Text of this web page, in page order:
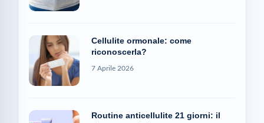
Cellulite ormonale: come
riconoscerla?
7 Aprile 2026
Routine anticellulite 21 giorni: il